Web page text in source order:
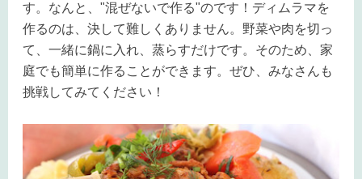
す。なんと、"混ぜないで作る"のです！ディムラマを
作るのは、決して難しくありません。野菜や肉を切っ
て、一緒に鍋に入れ、蒸らすだけです。そのため、家
庭でも簡単に作ることができます。ぜひ、みなさんも
挑戦してみてください！